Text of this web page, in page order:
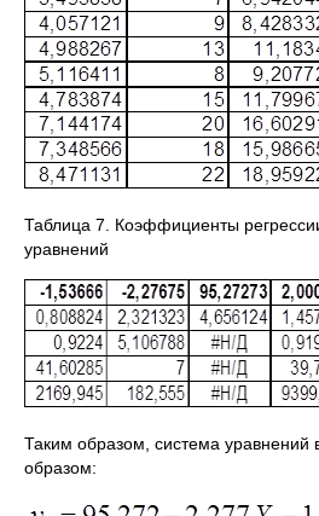
Таблица 7. Коэффициенты
уравнений
Таким образом, система
образом: